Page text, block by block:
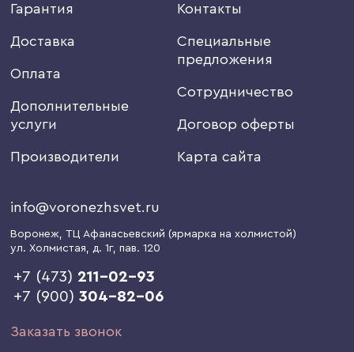
Гарантия
Доставка
Оплата
Дополнительные
услуги
Производители
Контакты
Специальные
предложения
Сотрудничество
Договор оферты
Карта сайта
info@voronezhsvet.ru
Воронеж, ТЦ Афанасьевский (ярмарка на холмистой)
ул. Холмистая, д. 1г, пав. 120
+7 (473) 211-02-93
+7 (900)304-82-06
Заказать звонок